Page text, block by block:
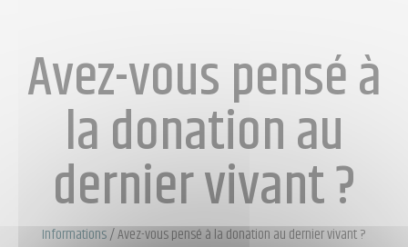
Avez-vous pensé à
la donation au
dernier vivant ?
Informations/Avez-vous pensé à la donation au dernier vivant ?